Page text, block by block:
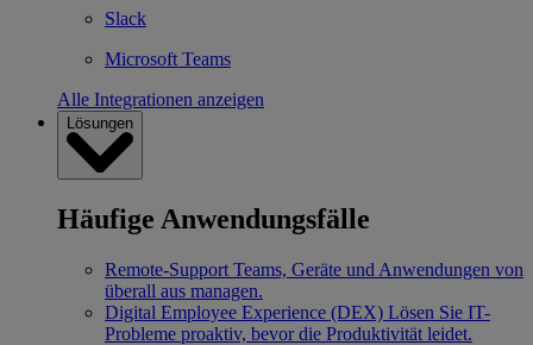
Slack
Microsoft Teams
Alle Integrationen anzeigen
Lösungen
Häufige Anwendungsfälle
Remote-Support Teams, Geräte und Anwendungen von
überall aus managen.
Digital Employee Experience (DEX) Lösen Sie IT-
Probleme proaktiv, bevor die Produktivität leidet.